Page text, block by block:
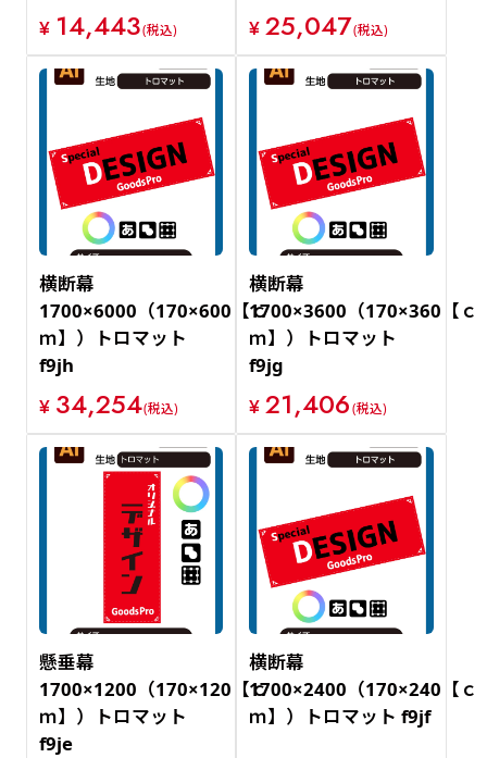
¥ 14,443(税込) ¥ 25,047(税込)
横断幕
1700×6000（170×600【ｃ
ｍ】）トロマット
f9jh
¥ 34,254(税込)
横断幕
1700×3600（170×360【ｃ
ｍ】）トロマット
f9jg
¥ 21,406(税込)
懸垂幕
1700×1200（170×120【ｃ
ｍ】）トロマット
f9je
横断幕
1700×2400（170×240【ｃ
ｍ】）トロマット f9jf